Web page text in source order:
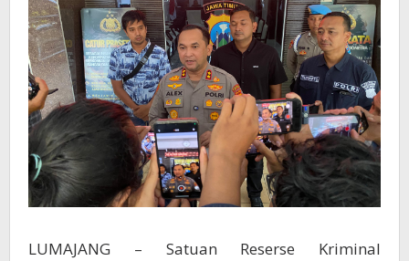
LUMAJANG – Satuan Reserse Kriminal